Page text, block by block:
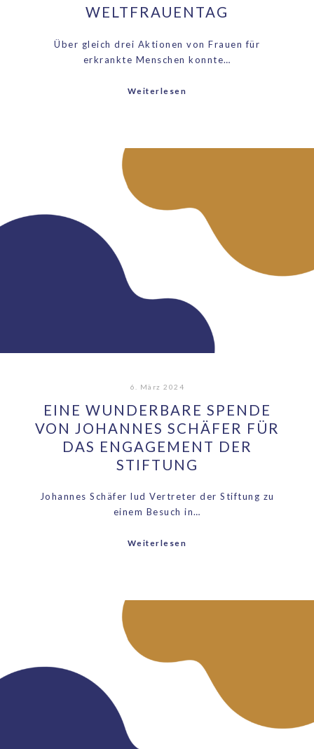
WELTFRAUENTAG
Über gleich drei Aktionen von Frauen für
erkrankte Menschen konnte…
Weiterlesen
6. März 2024
EINE WUNDERBARE SPENDE
VON JOHANNES SCHÄFER FÜR
DAS ENGAGEMENT DER
STIFTUNG
Johannes Schäfer lud Vertreter der Stiftung zu
einem Besuch in…
Weiterlesen